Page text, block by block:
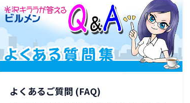
よくあるご質問 (FAQ)